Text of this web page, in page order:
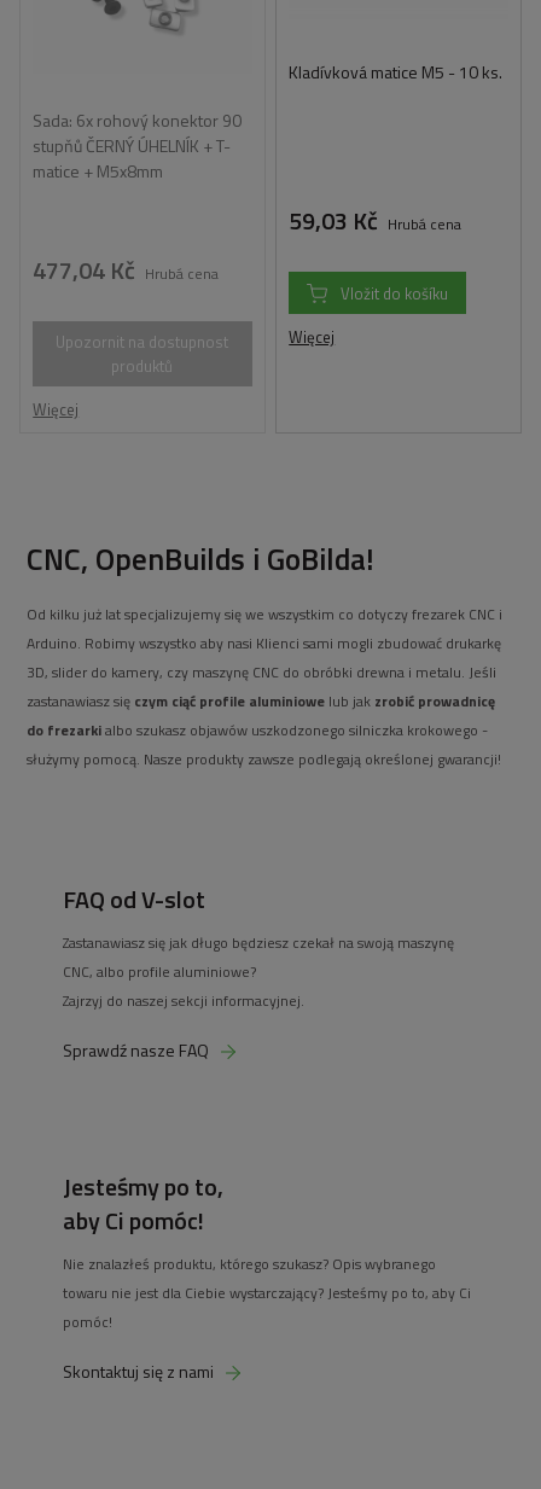
Sada: 6x rohový konektor 90
stupňů ČERNÝ ÚHELNÍK + T-
matice + M5x8mm
477,04 Kč Hrubá cena
Upozornit na dostupnost
produktů
Więcej
Kladívková matice M5 - 10 ks.
59,03 Kč Hrubá cena
Vložit do košíku
Więcej
CNC, OpenBuilds i GoBilda!
Od kilku już lat specjalizujemy się we wszystkim co dotyczy frezarek CNC i
Arduino. Robimy wszystko aby nasi Klienci sami mogli zbudować drukarkę
3D, slider do kamery, czy maszynę CNC do obróbki drewna i metalu. Jeśli
zastanawiasz się czym ciąć profile aluminiowe lub jak zrobić prowadnicę
do frezarkialbo szukasz objawów uszkodzonego silniczka krokowego -
służymy pomocą. Nasze produkty zawsze podlegają określonej gwarancji!
FAQ od V-slot
Zastanawiasz się jak długo będziesz czekał na swoją maszynę
CNC, albo profile aluminiowe?
Zajrzyj do naszej sekcji informacyjnej.
Sprawdź nasze FAQ
Jesteśmy po to,
aby Ci pomóc!
Nie znalazłeś produktu, którego szukasz? Opis wybranego
towaru nie jest dla Ciebie wystarczający? Jesteśmy po to, aby Ci
pomóc!
Skontaktuj się z nami